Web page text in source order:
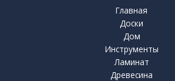
Главная
Доски
Дом
Инструменты
Ламинат
Древесина